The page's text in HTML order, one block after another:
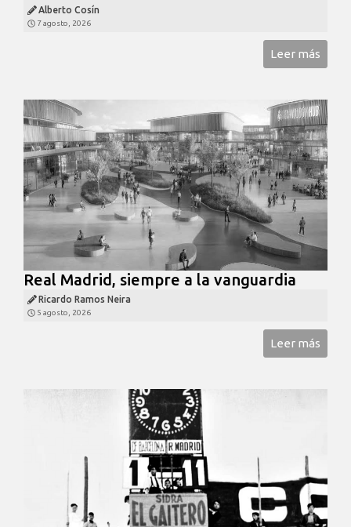
Alberto Cosín
7 agosto, 2026
Leer más
Real Madrid, siempre a la vanguardia
Ricardo Ramos Neira
5 agosto, 2026
Leer más